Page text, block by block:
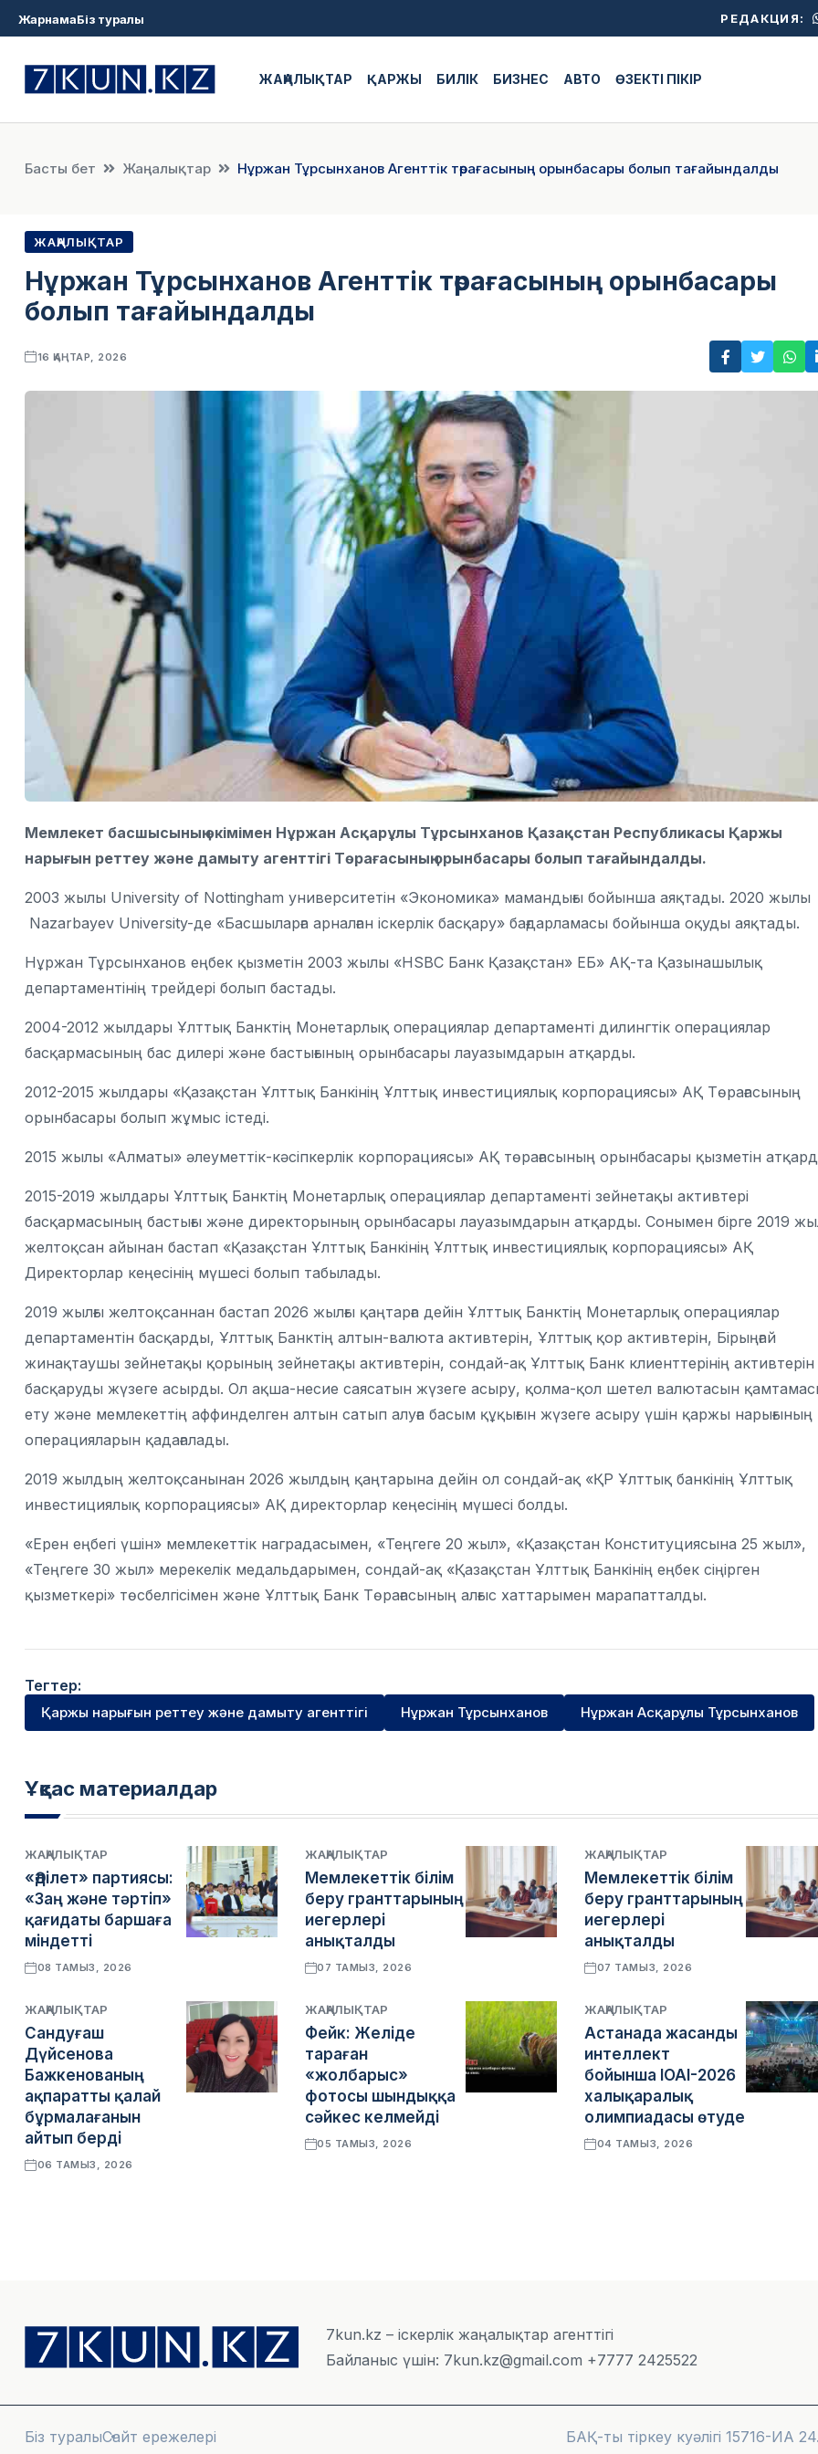
ЖарнамаБіз туралы РЕДАКЦИЯ:
ЖАҢАЛЫҚТАР ҚАРЖЫ БИЛІК БИЗНЕС АВТО ӨЗЕКТІ ПІКІР
Басты бет Жаңалықтар Нұржан Тұрсынханов Агенттік төрағасының орынбасары болып тағайындалды
ЖАҢАЛЫҚТАР
Нұржан Тұрсынханов Агенттік төрағасының орынбасары
болып тағайындалды
16 ҚАҢТАР, 2026
Мемлекет басшысының өкімімен Нұржан Асқарұлы Тұрсынханов Қазақстан Республикасы Қаржы
нарығын реттеу және дамыту агенттігі Төрағасының орынбасары болып тағайындалды.
2003 жылы University of Nottingham университетін «Экономика» мамандығы бойынша аяқтады. 2020 жылы
Nazarbayev University-де «Басшыларға арналған іскерлік басқару» бағдарламасы бойынша оқуды аяқтады.
Нұржан Тұрсынханов еңбек қызметін 2003 жылы «HSBC Банк Қазақстан» ЕБ» АҚ-та Қазынашылық
департаментінің трейдері болып бастады.
2004-2012 жылдары Ұлттық Банктің Монетарлық операциялар департаменті дилингтік операциялар
басқармасының бас дилері және бастығының орынбасары лауазымдарын атқарды.
2012-2015 жылдары «Қазақстан Ұлттық Банкінің Ұлттық инвестициялық корпорациясы» АҚ Төрағасының
орынбасары болып жұмыс істеді.
2015 жылы «Алматы» әлеуметтік-кәсіпкерлік корпорациясы» АҚ төрағасының орынбасары қызметін
2015-2019 жылдары Ұлттық Банктің Монетарлық операциялар департаменті зейнетақы активтері
басқармасының бастығы және директорының орынбасары лауазымдарын атқарды. Сонымен бірге 2019
желтоқсан айынан бастап «Қазақстан Ұлттық Банкінің Ұлттық инвестициялық корпорациясы» АҚ
Директорлар кеңесінің мүшесі болып табылады.
2019 жылғы желтоқсаннан бастап 2026 жылғы қаңтарға дейін Ұлттық Банктің Монетарлық операциялар
департаментін басқарды, Ұлттық Банктің алтын-валюта активтерін, Ұлттық қор активтерін, Бірыңғай
жинақтаушы зейнетақы қорының зейнетақы активтерін, сондай-ақ Ұлттық Банк клиенттерінің активтерін
басқаруды жүзеге асырды. Ол ақша-несие саясатын жүзеге асыру, қолма-қол шетел валютасын
ету және мемлекеттің аффинделген алтын сатып алуға басым құқығын жүзеге асыру үшін қаржы нарығының
операцияларын қадағалады.
2019 жылдың желтоқсанынан 2026 жылдың қаңтарына дейін ол сондай-ақ «ҚР Ұлттық банкінің Ұлттық
инвестициялық корпорациясы» АҚ директорлар кеңесінің мүшесі болды.
«Ерен еңбегі үшін» мемлекеттік наградасымен, «Теңгеге 20 жыл», «Қазақстан Конституциясына 25 жыл»,
«Теңгеге 30 жыл» мерекелік медальдарымен, сондай-ақ «Қазақстан Ұлттық Банкінің еңбек сіңірген
қызметкері» төсбелгісімен және Ұлттық Банк Төрағасының алғыс хаттарымен марапатталды.
Тегтер:
Қаржы нарығын реттеу және дамыту агенттігі Нұржан Тұрсынханов Нұржан Асқарұлы Тұрсынханов
Ұқсас материалдар
ЖАҢАЛЫҚТАР
«Әділет» партиясы:
«Заң және тәртіп»
қағидаты баршаға
міндетті
08 ТАМЫЗ, 2026
ЖАҢАЛЫҚТАР
Мемлекеттік білім
беру гранттарының
иегерлері
анықталды
07 ТАМЫЗ, 2026
ЖАҢАЛЫҚТАР
Мемлекеттік білім
беру гранттарының
иегерлері
анықталды
07 ТАМЫЗ, 2026
ЖАҢАЛЫҚТАР
Сандуғаш
Дүйсенова
Бажкенованың
ақпаратты қалай
бұрмалағанын
айтып берді
06 ТАМЫЗ, 2026
ЖАҢАЛЫҚТАР
Фейк: Желіде
тараған
«жолбарыс»
фотосы шындыққа
сәйкес келмейді
05 ТАМЫЗ, 2026
ЖАҢАЛЫҚТАР
Астанада жасанды
интеллект
бойынша IOAI-2026
халықаралық
олимпиадасы өтуде
04 ТАМЫЗ, 2026
7kun.kz – іскерлік жаңалықтар агенттігі
Байланыс үшін: 7kun.kz@gmail.com +7777 2425522
Біз туралыСайт ережелері БАҚ-ты тіркеу куәлігі 15716-ИА